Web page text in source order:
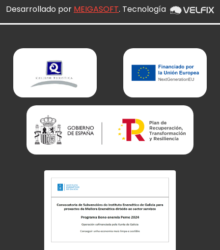
Desarrollado por MEIGASOFT. Tecnología